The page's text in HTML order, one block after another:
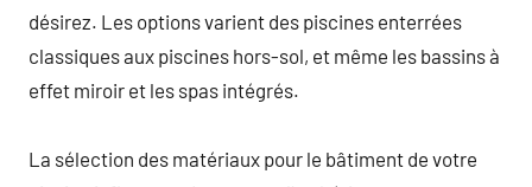
désirez. Les options varient des piscines enterrées
classiques aux piscines hors-sol, et même les bassins à
effet miroir et les spas intégrés.
La sélection des matériaux pour le bâtiment de votre